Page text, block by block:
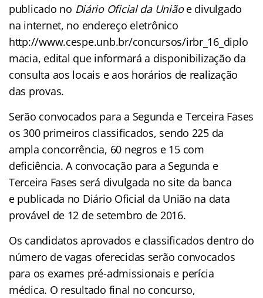
publicado no Diário Oficial da Uniãoe divulgado
na internet, no endereço eletrônico
http://www.cespe.unb.br/concursos/irbr_16_diplo
macia, edital que informará a disponibilização da
consulta aos locais e aos horários de realização
das provas.
Serão convocados para a Segunda e Terceira Fases
os 300 primeiros classificados, sendo 225 da
ampla concorrência, 60 negros e 15 com
deficiência. A convocação para a Segunda e
Terceira Fases será divulgada no site da banca
e publicada no Diário Oficial da União na data
provável de 12 de setembro de 2016.
Os candidatos aprovados e classificados dentro do
número de vagas oferecidas serão convocados
para os exames pré-admissionais e perícia
médica. O resultado final no concurso,